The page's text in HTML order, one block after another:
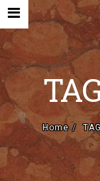
HOME
AZIENDA
Home